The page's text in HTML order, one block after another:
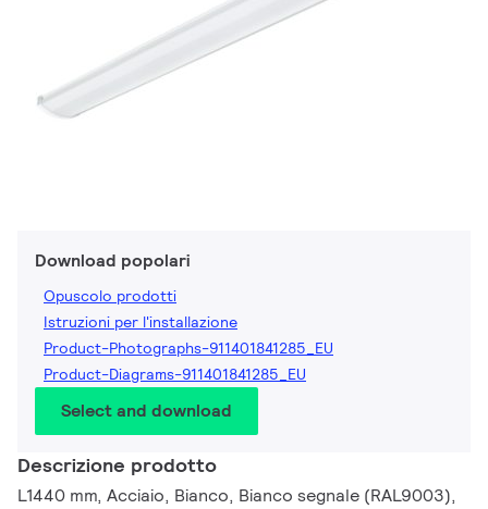
Download popolari
Opuscolo prodotti
Istruzioni per l'installazione
Product-Photographs-911401841285_EU
Product-Diagrams-911401841285_EU
Select and download
Descrizione prodotto
L1440 mm, Acciaio, Bianco, Bianco segnale (RAL9003),